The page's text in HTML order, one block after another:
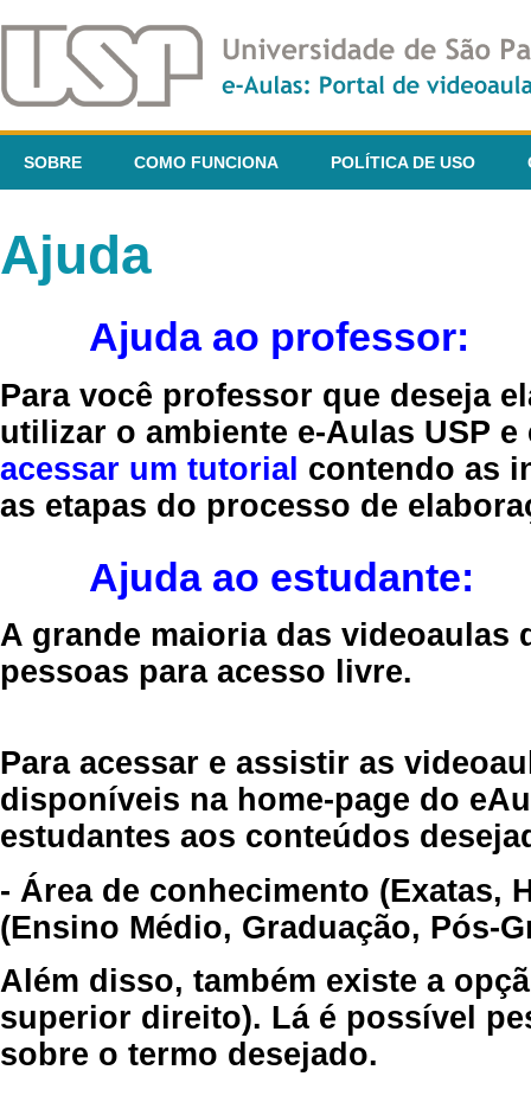
SOBRE COMO FUNCIONA POLÍTICA DE USO
Ajuda
Ajuda ao professor:
Para você professor que deseja
utilizar o ambiente e-Aulas USP
acessar um tutorial contendo as
as etapas do processo de
Ajuda ao estudante:
A grande maioria das videoaulas
pessoas para acesso livre.
Para acessar e assistir as
disponíveis na home-page do
estudantes aos conteúdos
- Área de conhecimento (Exatas,
(Ensino Médio, Graduação, Pós-
Além disso, também existe a
superior direito). Lá é possível
sobre o termo desejado.